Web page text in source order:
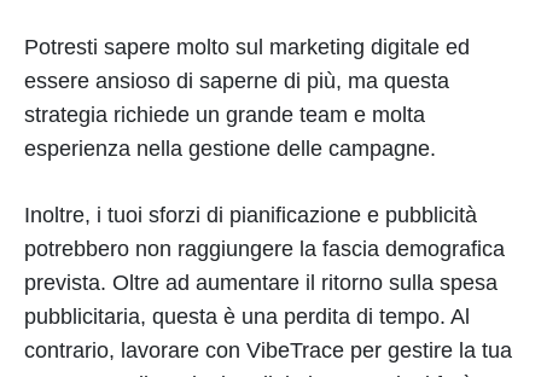
Potresti sapere molto sul marketing digitale ed
essere ansioso di saperne di più, ma questa
strategia richiede un grande team e molta
esperienza nella gestione delle campagne.
Inoltre, i tuoi sforzi di pianificazione e pubblicità
potrebbero non raggiungere la fascia demografica
prevista. Oltre ad aumentare il ritorno sulla spesa
pubblicitaria, questa è una perdita di tempo. Al
contrario, lavorare con VibeTrace per gestire la tua